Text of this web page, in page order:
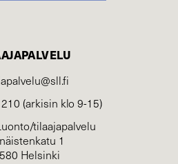
(arkisin klo 9-15)
tilaajapalvelu
1
Helsinki